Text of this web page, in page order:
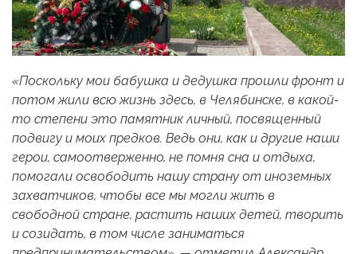
«Поскольку мои бабушка и дедушка прошли фронт и
потом жили всю жизнь здесь, в Челябинске, в какой-
то степени это памятник личный, посвященный
подвигу и моих предков. Ведь они, как и другие наши
герои, самоотверженно, не помня сна и отдыха,
помогали освободить нашу страну от иноземных
захватчиков, чтобы все мы могли жить в
свободной стране, растить наших детей, творить
и созидать, в том числе заниматься